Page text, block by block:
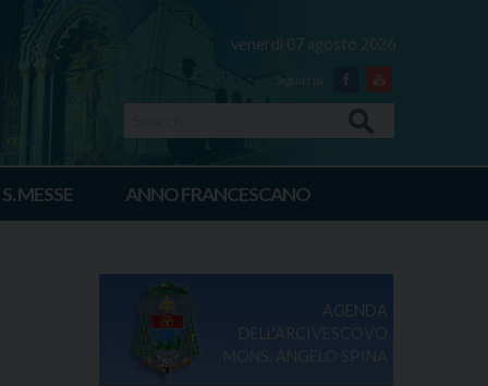
venerdì 07 agosto 2026
Facebook
Youtube
MESSE ANNO FRANCESCANO
AGENDA
DELL'ARCIVESCOVO